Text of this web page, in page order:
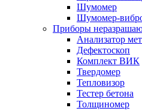
Шумомер
Шумомер-
Приборы
Анализатор
Дефектоскоп
Комплект ВИК
Твердомер
Тепловизор
Тестер бетона
Толщиномер